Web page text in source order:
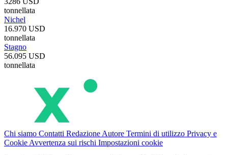
tonnellata
Nichel
16.970 USD
tonnellata
Stagno
56.095 USD
tonnellata
Chi siamo Contatti Redazione Autore Termini di utilizzo Privacy e
Cookie Avvertenza sui rischi Impostazioni cookie